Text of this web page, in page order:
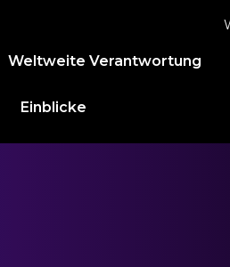
Weltweite Verantwortung
Einblicke